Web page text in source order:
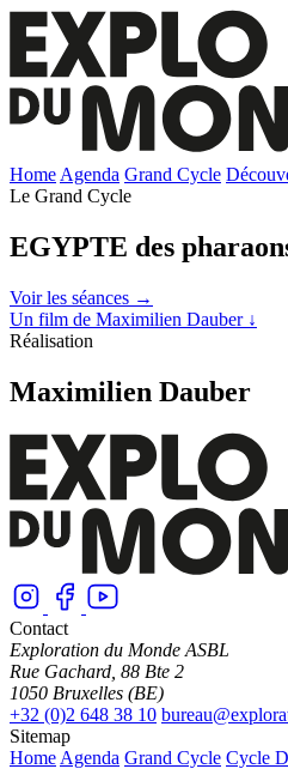
Home Agenda Grand Cycle
Le Grand Cycle
EGYPTE des
Voir les séances →
Un film de Maximilien Dauber ↓
Réalisation
Maximilien Dauber
Contact
Exploration du Monde ASBL
Rue Gachard, 88 Bte 2
1050 Bruxelles (BE)
+32 (0)2 648 38 10
Sitemap
Home Agenda Grand Cycle Cycle